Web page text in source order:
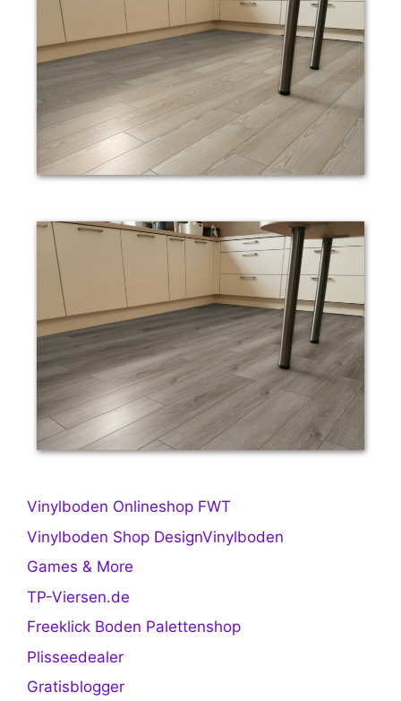
Vinylboden Onlineshop FWT
Vinylboden Shop DesignVinylboden
Games & More
TP-Viersen.de
Freeklick Boden Palettenshop
Plisseedealer
Gratisblogger